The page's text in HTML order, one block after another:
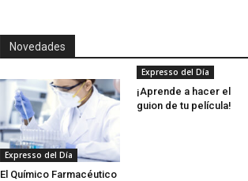
Novedades
Expresso del Día
El Químico Farmacéutico
Expresso del Día
¡Aprende a hacer el
guion de tu película!